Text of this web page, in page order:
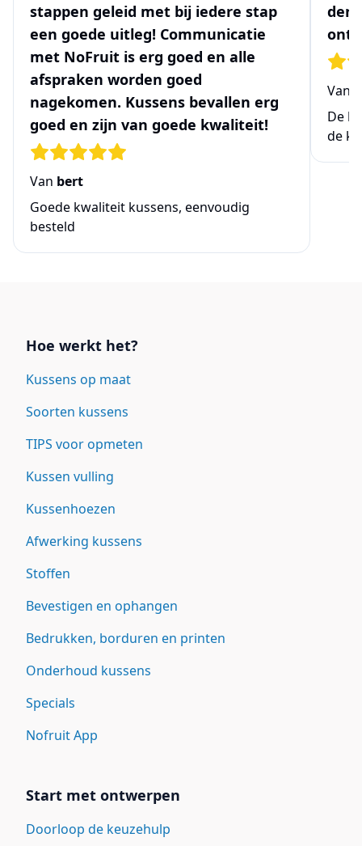
stappen geleid met bij iedere stap
een goede uitleg! Communicatie
met NoFruit is erg goed en alle
afspraken worden goed
nagekomen. Kussens bevallen erg
goed en zijn van goede kwaliteit!
Van bert
Goede kwaliteit kussens, eenvoudig
besteld
Van
De
de
Hoe werkt het?
Kussens op maat
Soorten kussens
TIPS voor opmeten
Kussen vulling
Kussenhoezen
Afwerking kussens
Stoffen
Bevestigen en ophangen
Bedrukken, borduren en printen
Onderhoud kussens
Specials
Nofruit App
Start met ontwerpen
Doorloop de keuzehulp